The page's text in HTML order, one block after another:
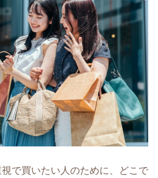
で買いたい人のために、どこで